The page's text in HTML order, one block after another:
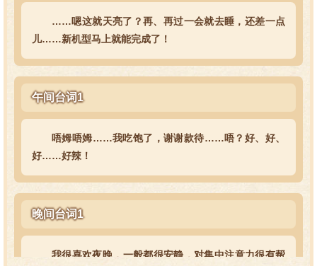
……嗯这就天亮了？再、再过一会就去睡，还差一点
儿……新机型马上就能完成了！
午间台词1
唔姆唔姆……我吃饱了，谢谢款待……唔？好、好、
好……好辣！
晚间台词1
我很喜欢夜晚，一般都很安静，对集中注意力很有帮